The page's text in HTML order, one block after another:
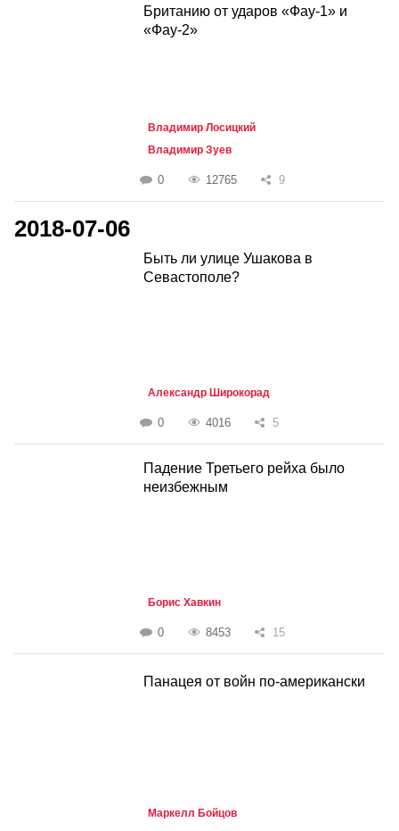
Британию от ударов «Фау-1» и
«Фау-2»
Владимир Лосицкий
Владимир Зуев
0 12765 9
2018-07-06
Быть ли улице Ушакова в
Севастополе?
Александр Широкорад
0 4016 5
Падение Третьего рейха было
неизбежным
Борис Хавкин
0 8453 15
Панацея от войн по-американски
Маркелл Бойцов